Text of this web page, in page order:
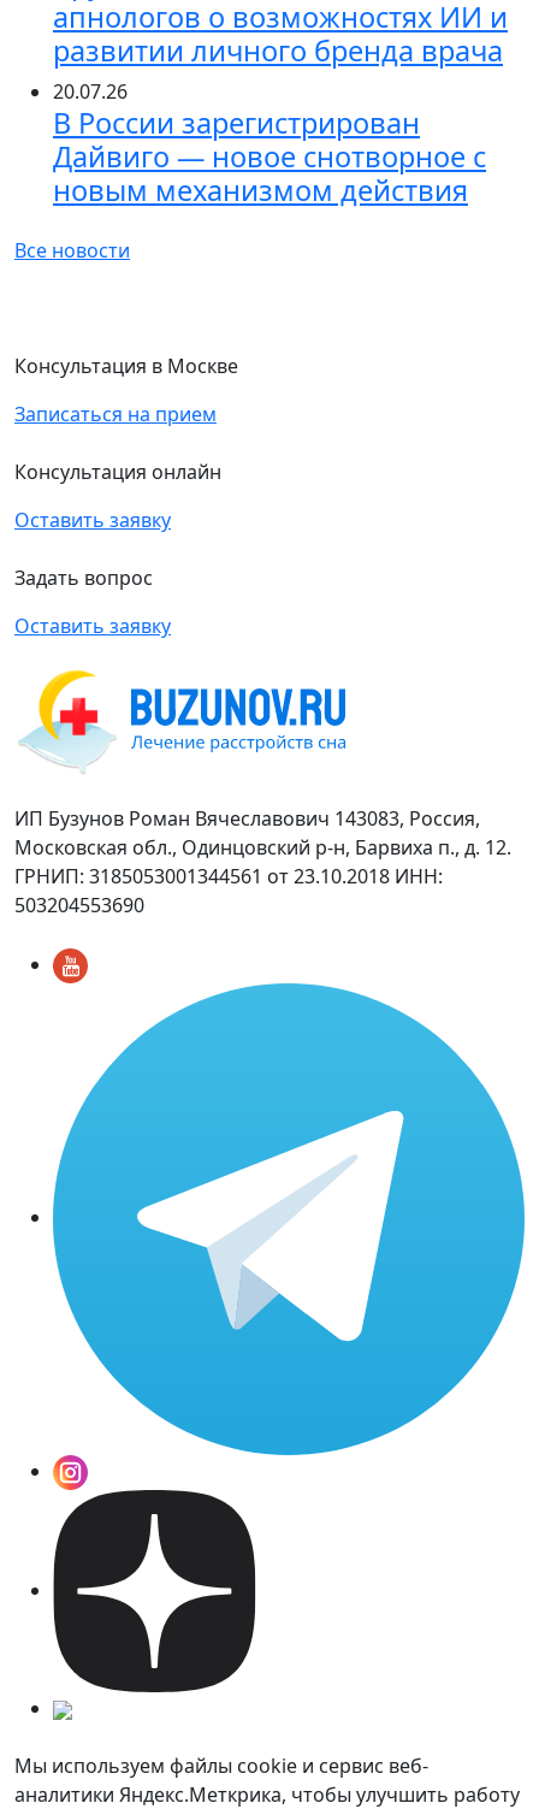
апнологов о возможностях ИИ и
развитии личного бренда врача
20.07.26
В России зарегистрирован
Дайвиго — новое снотворное с
новым механизмом действия
Все новости
Консультация в Москве
Записаться на прием
Консультация онлайн
Оставить заявку
Задать вопрос
Оставить заявку
ИП Бузунов Роман Вячеславович 143083, Россия,
Московская обл., Одинцовский р-н, Барвиха п., д. 12.
ГРНИП: 3185053001344561 от 23.10.2018 ИНН:
503204553690
Мы используем файлы cookie и сервис веб-
аналитики Яндекс.Меткрика, чтобы улучшить работу